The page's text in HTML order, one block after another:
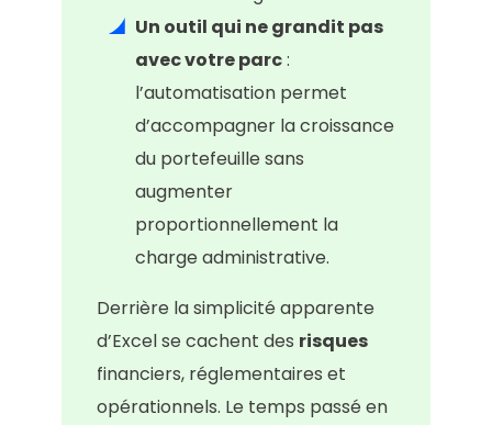
Un outil qui ne grandit pas
avec votre parc:
l’automatisation permet
d’accompagner la croissance
du portefeuille sans
augmenter
proportionnellement la
charge administrative.
Derrière la simplicité apparente
d’Excel se cachent des risques
financiers, réglementaires et
opérationnels. Le temps passé en